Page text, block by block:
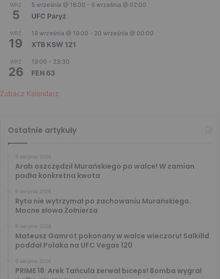
WRZ
5
5 września @ 18:00 - 6 września @ 02:00
UFC Paryż
WRZ
19
19 września @ 19:00 - 20 września @ 00:00
XTB KSW 121
WRZ
26
19:00 - 23:30
FEN 63
Zobacz Kalendarz
Ostatnie artykuły
9 sierpnia 2026
Arab oszczędził Murańskiego po walce! W zamian
padła konkretna kwota
9 sierpnia 2026
Ryta nie wytrzymał po zachowaniu Murańskiego.
Mocne słowa Żołnierza
9 sierpnia 2026
Mateusz Gamrot pokonany w walce wieczoru! Salkilld
poddał Polaka na UFC Vegas 120
9 sierpnia 2026
PRIME 18: Arek Tańcula zerwał biceps! Bomba wygrał